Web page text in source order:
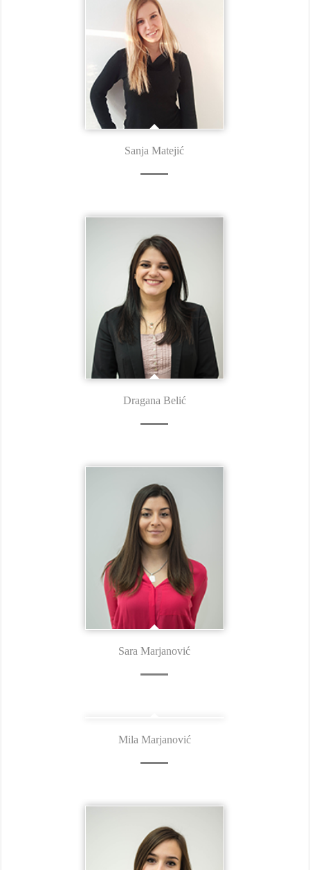
Sanja Matejić
Dragana Belić
Sara Marjanović
Mila Marjanović